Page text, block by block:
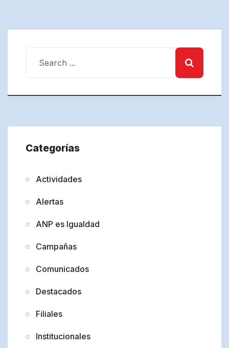
Categorías
Actividades
Alertas
ANP es Igualdad
Campañas
Comunicados
Destacados
Filiales
Institucionales